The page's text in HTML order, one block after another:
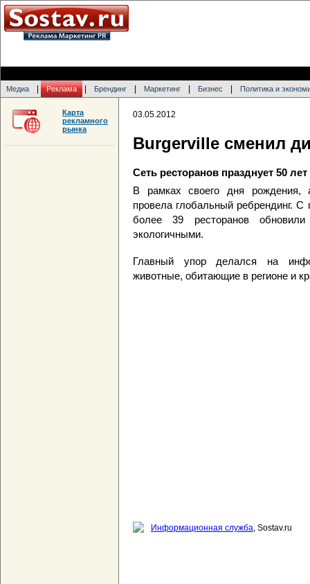
Медиа Реклама Брендинг Маркетинг Бизнес Политика и
03.05.2012
Burgerville сменил
Сеть ресторанов празднует 50 лет
В рамках своего дня рождения,
провела глобальный ребрендинг. С
более 39 ресторанов
экологичными.
Главный упор делался на
животные, обитающие в регионе и
Информационная служба, Sostav.ru
Карта
рекламного
рынка